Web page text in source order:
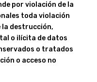
por violación de la
toda violación
la destrucción,
o ilícita de datos
o tratados
o acceso no